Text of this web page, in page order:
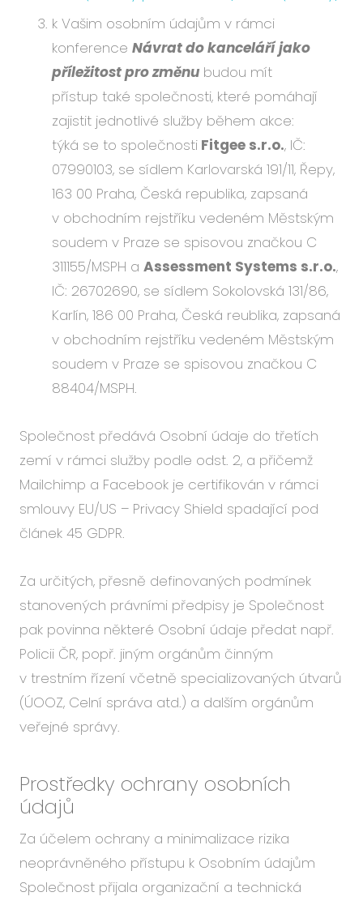
k Vašim osobním údajům v rámci
konference Návrat do kanceláří jako
příležitost pro změnu budou mít
přístup také společnosti, které pomáhají
zajistit jednotlivé služby během akce:
týká se to společnosti Fitgee s.r.o., IČ:
07990103, se sídlem Karlovarská 191/11, Řepy,
163 00 Praha, Česká republika, zapsaná
v obchodním rejstříku vedeném Městským
soudem v Praze se spisovou značkou C
311155/MSPH a Assessment Systems s.r.o.,
IČ: 26702690, se sídlem Sokolovská 131/86,
Karlín, 186 00 Praha, Česká reublika, zapsaná
v obchodním rejstříku vedeném Městským
soudem v Praze se spisovou značkou C
88404/MSPH.
Společnost předává Osobní údaje do třetích
zemí v rámci služby podle odst. 2, a přičemž
Mailchimp a Facebook je certifikován v rámci
smlouvy EU/US – Privacy Shield spadající pod
článek 45 GDPR.
Za určitých, přesně definovaných podmínek
stanovených právními předpisy je Společnost
pak povinna některé Osobní údaje předat např.
Policii ČR, popř. jiným orgánům činným
v trestním řízení včetně specializovaných útvarů
(ÚOOZ, Celní správa atd.) a dalším orgánům
veřejné správy.
Prostředky ochrany osobních
údajů
Za účelem ochrany a minimalizace rizika
neoprávněného přístupu k Osobním údajům
Společnost přijala organizační a technická